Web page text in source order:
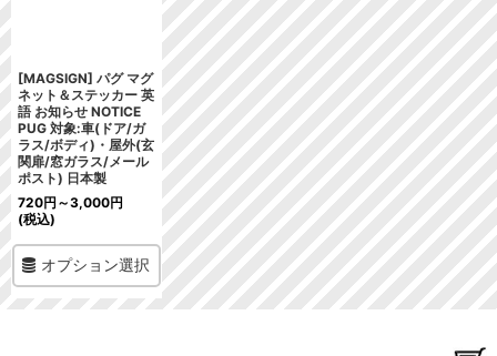
[MAGSIGN] パグ マグ
ネット＆ステッカー 英
語 お知らせ NOTICE
PUG 対象:車(ドア/ガ
ラス/ボディ)・屋外(玄
関扉/窓ガラス/メール
ポスト) 日本製
720円 ～3,000円
(税込)
オプション選択